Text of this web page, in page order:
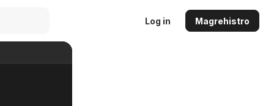
Log in Magrehistro